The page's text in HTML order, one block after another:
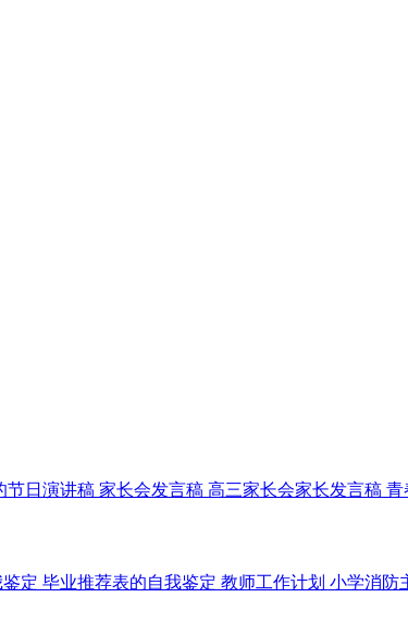
节日演讲稿 家长会发言稿 高三家长会家长发言稿 青
定 毕业推荐表的自我鉴定 教师工作计划 小学消防